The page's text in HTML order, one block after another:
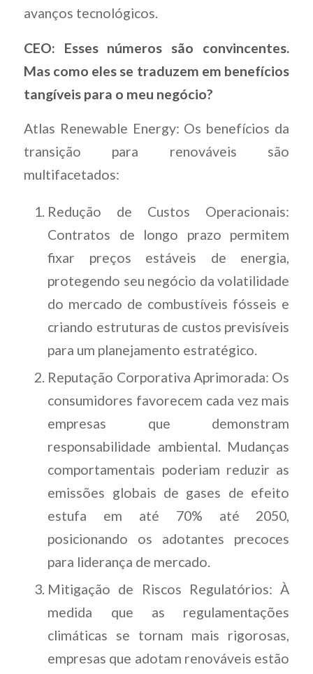
avanços tecnológicos.
CEO: Esses números são convincentes.
Mas como eles se traduzem em benefícios
tangíveis para o meu negócio?
Atlas Renewable Energy: Os benefícios da
transição para renováveis são
multifacetados:
Redução de Custos Operacionais:
Contratos de longo prazo permitem
fixar preços estáveis de energia,
protegendo seu negócio da volatilidade
do mercado de combustíveis fósseis e
criando estruturas de custos previsíveis
para um planejamento estratégico.
Reputação Corporativa Aprimorada: Os
consumidores favorecem cada vez mais
empresas que demonstram
responsabilidade ambiental. Mudanças
comportamentais poderiam reduzir as
emissões globais de gases de efeito
estufa em até 70% até 2050,
posicionando os adotantes precoces
para liderança de mercado.
Mitigação de Riscos Regulatórios: À
medida que as regulamentações
climáticas se tornam mais rigorosas,
empresas que adotam renováveis estão